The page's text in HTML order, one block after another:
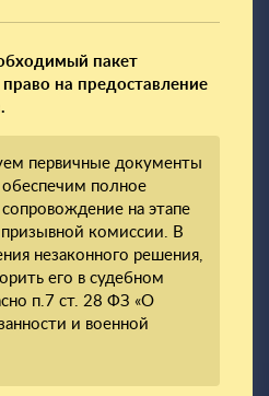
пакет
на предоставление
первичные документы
полное
на этапе
комиссии. В
незаконного решения,
его в судебном
п.7 ст. 28 ФЗ «О
и военной